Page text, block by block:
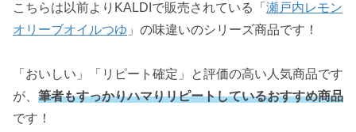
こちらは以前よりKALDIで販売されている「 瀬戸内レモン
オリーブオイルつゆ 」の味違いのシリーズ商品です！
「おいしい」「リピート確定」と評価の高い人気商品です
が、 筆者もすっかりハマりリピートしているおすすめ商品
です！